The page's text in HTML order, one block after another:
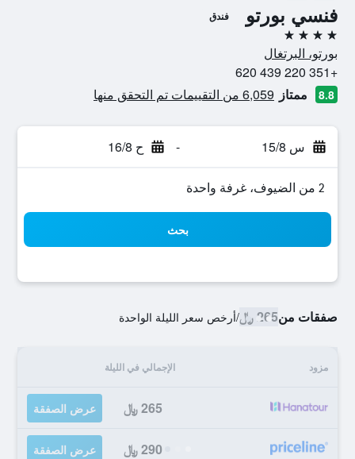
فنسي بورتو فندق
4 نجوم
بورتو، البرتغال
+351 220 439 620
8.8 ممتاز 6,059 من التقييمات تم التحقق منها
س 15/8 - ح 16/8
2 من الضيوف، غرفة واحدة
بحث
صفقات من265 ﷼ /أرخص سعر الليلة الواحدة
مزود الإجمالي في الليلة
265 ﷼ عرض الصفقة
290 ﷼ عرض الصفقة